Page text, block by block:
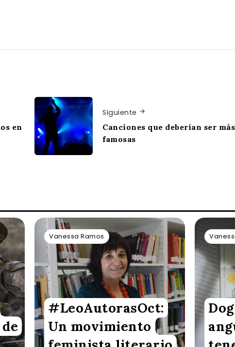
en
Siguiente
Canciones que deberían ser más
famosas
Vanessa Ramos
#LeoAutorasOct:
Un movimiento